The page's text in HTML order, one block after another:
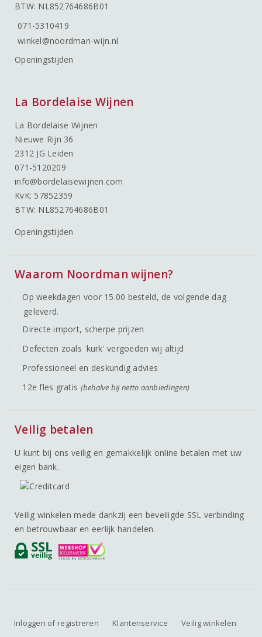
BTW: NL852764686B01
071-5310419
winkel@noordman-wijn.nl
Openingstijden
La Bordelaise Wijnen
La Bordelaise Wijnen
Nieuwe Rijn 36
2312 JG Leiden
071-5120209
info@bordelaisewijnen.com
KvK: 57852359
BTW: NL852764686B01
Openingstijden
Waarom Noordman wijnen?
Op weekdagen voor 15.00 besteld, de volgende dag
geleverd.
Directe import, scherpe prijzen
Defecten zoals 'kurk' vergoeden wij altijd
Professioneel en deskundig advies
12e fles gratis (behalve bij netto aanbiedingen)
Veilig betalen
U kunt bij ons veilig en gemakkelijk online betalen met uw
eigen bank.
Veilig winkelen mede dankzij een beveiligde SSL verbinding
en betrouwbaar en eerlijk handelen.
Inloggen of registreren Klantenservice
Veilig winkelen